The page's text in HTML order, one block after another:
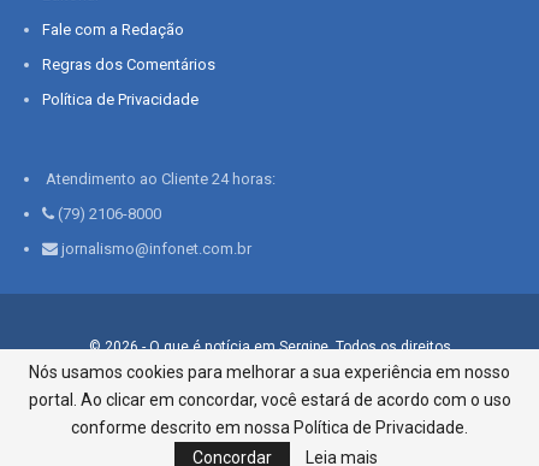
Fale com a Redação
Regras dos Comentários
Política de Privacidade
Atendimento ao Cliente 24 horas:
(79) 2106-8000
jornalismo@infonet.com.br
© 2026 - O que é notícia em Sergipe. Todos os direitos
reservados.
Infonet - Rua Monsenhor Silveira 276, Bairro São José |
Aracaju-SE, CEP 49015-030, Fone: 79.2106.8000 - CI Centro de
Informações LTDA
Nós usamos cookies para melhorar a sua experiência em nosso
portal. Ao clicar em concordar, você estará de acordo com o uso
conforme descrito em nossa Política de Privacidade.
Concordar
Leia mais